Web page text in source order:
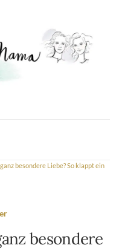
besondere Liebe? So klappt ein
besondere